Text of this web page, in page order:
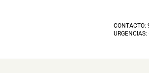
CONTACTO:
URGENCIAS: